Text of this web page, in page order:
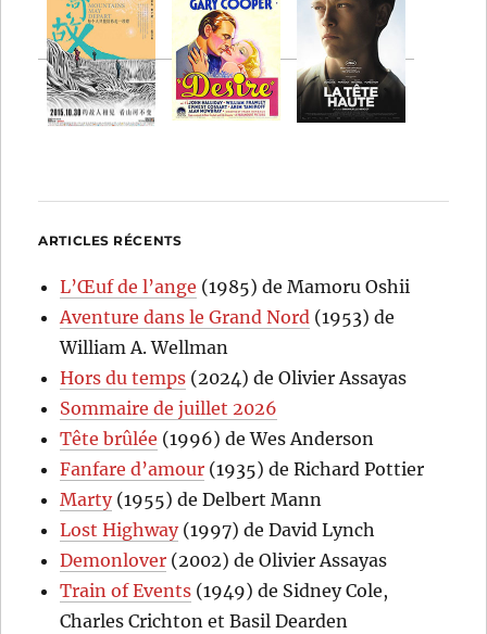
ARTICLES RÉCENTS
L’Œuf de l’ange (1985) de Mamoru Oshii
Aventure dans le Grand Nord (1953) de
William A. Wellman
Hors du temps (2024) de Olivier Assayas
Sommaire de juillet 2026
Tête brûlée (1996) de Wes Anderson
Fanfare d’amour (1935) de Richard Pottier
Marty(1955) de Delbert Mann
Lost Highway(1997) de David Lynch
Demonlover (2002) de Olivier Assayas
Train of Events (1949) de Sidney Cole,
Charles Crichton et Basil Dearden